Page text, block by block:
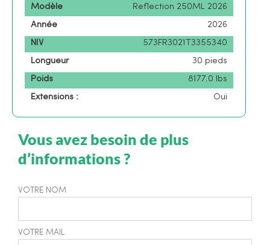
Modèle
Reflection 250ML 2026
Année
2026
NIV
573FR3021T3355340
Longueur
30 pieds
Poids
8177.0 lbs
Extensions :
Oui
Vous avez besoin de plus
d’informations ?
VOTRE NOM
VOTRE MAIL